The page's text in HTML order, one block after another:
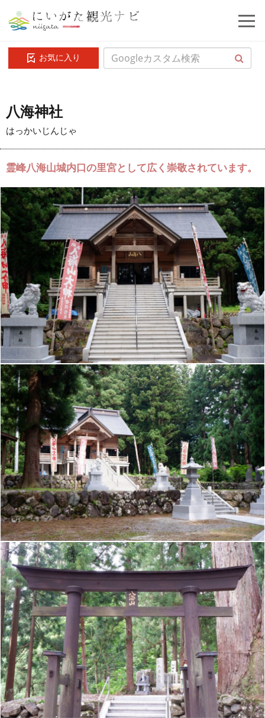
お気に入り
八海神社
はっかいじんじゃ
霊峰八海山城内口の里宮として広く崇敬されています。